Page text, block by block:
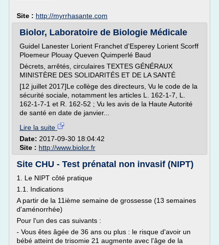
Site : http://myrrhasante.com
Biolor, Laboratoire de Biologie Médicale
Guidel Lanester Lorient Franchet d'Esperey Lorient Scorff
Ploemeur Plouay Queven Quimperlé Baud
Décrets, arrêtés, circulaires TEXTES GÉNÉRAUX
MINISTÈRE DES SOLIDARITÉS ET DE LA SANTÉ
[12 juillet 2017]Le collège des directeurs, Vu le code de la
sécurité sociale, notamment les articles L. 162-1-7, L.
162-1-7-1 et R. 162-52 ; Vu les avis de la Haute Autorité
de santé en date de janvier...
Lire la suite
Date: 2017-09-30 18:04:42
Site : http://www.biolor.fr
Site CHU - Test prénatal non invasif (NIPT)
1. Le NIPT côté pratique
1.1. Indications
A partir de la 11ième semaine de grossesse (13 semaines
d'aménorrhée)
Pour l'un des cas suivants :
- Vous êtes âgée de 36 ans ou plus : le risque d'avoir un
bébé atteint de trisomie 21 augmente avec l'âge de la